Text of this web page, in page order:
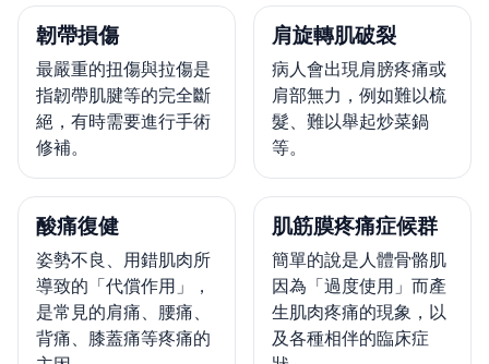
韌帶損傷
最嚴重的扭傷與拉傷是
指韌帶肌腱等的完全斷
絕，有時需要進行手術
修補。
肩旋轉肌破裂
病人會出現肩膀疼痛或
肩部無力，例如難以梳
髮、難以舉起炒菜鍋
等。
酸痛復健
姿勢不良、用錯肌肉所
導致的「代償作用」，
是常見的肩痛、腰痛、
背痛、膝蓋痛等疼痛的
肌筋膜疼痛症候群
簡單的說是人體骨骼肌
因為「過度使用」而產
生肌肉疼痛的現象，以
及各種相伴的臨床症